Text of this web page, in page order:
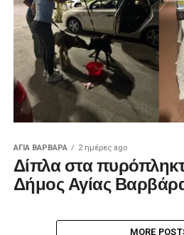
ΑΓΙΑ ΒΑΡΒΑΡΑ 2 ημέρες ago
Δίπλα στα
Δήμος Αγίας
MORE